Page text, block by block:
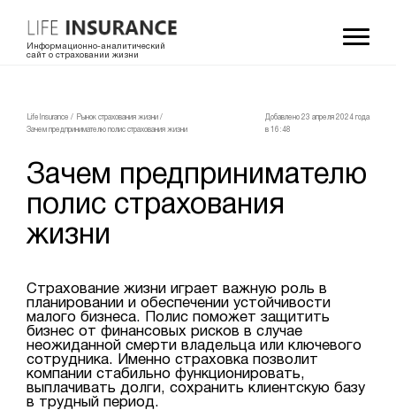
Информационно-аналитический
сайт о страховании жизни
LifeInsurance / Рынок страхования жизни /
Зачем предпринимателю полис страхования жизни
Добавлено 23 апреля 2024 года
в 16:48
Зачем предпринимателю
полис страхования
жизни
Страхование жизни играет важную роль в
планировании и обеспечении устойчивости
малого бизнеса. Полис поможет защитить
бизнес от финансовых рисков в случае
неожиданной смерти владельца или ключевого
сотрудника. Именно страховка позволит
компании стабильно функционировать,
выплачивать долги, сохранить клиентскую базу
в трудный период.